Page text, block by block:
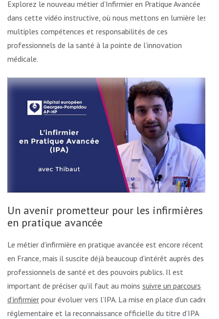
Explorez le nouveau métier d’Infirmier en Pratique Avancée
dans cette vidéo instructive, où nous mettons en lumière les
multiples compétences et responsabilités de ces
professionnels de la santé à la pointe de l’innovation
médicale.
Un avenir prometteur pour les infirmières
en pratique avancée
Le métier d’infirmière en pratique avancée est encore récent
en France, mais il suscite déjà beaucoup d’intérêt auprès des
professionnels de santé et des pouvoirs publics. Il est
important de préciser qu’il faut au moins suivre un parcours
d’infirmier pour évoluer vers l’IPA. La mise en place d’un cadre
réglementaire et la reconnaissance officielle du titre d’IPA